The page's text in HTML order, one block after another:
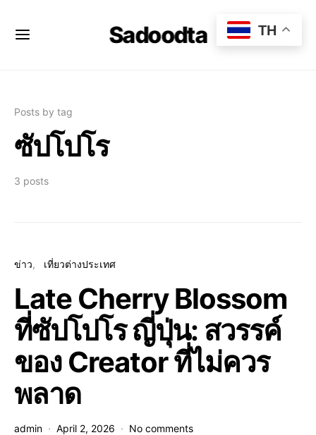
Sadoodta
Posts by tag
ซัปโปโร
3 posts
ข่าว เที่ยวต่างประเทศ
Late Cherry Blossom
ที่ซัปโปโร ญี่ปุ่น: สวรรค์
ของ Creator ที่ไม่ควร
พลาด
admin April 2, 2026 No comments
TH